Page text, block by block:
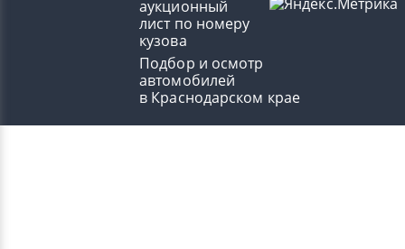
аукционный
лист по номеру
кузова
Подбор и осмотр
автомобилей
в Краснодарском крае